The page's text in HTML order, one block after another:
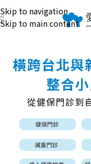
Skip to navigation
Skip to main content